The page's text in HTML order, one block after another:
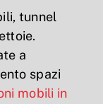
tunnel
a
spazi
mobili in